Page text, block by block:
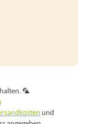
🦜
und